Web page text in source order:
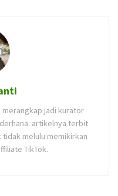
merangkap jadi kurator
artikelnya terbit
tidak melulu memikirkan
TikTok.